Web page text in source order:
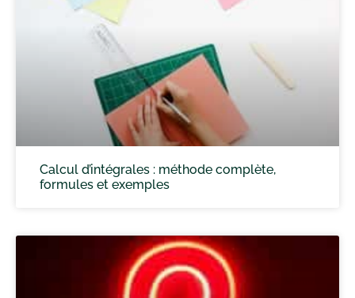
Calcul d’intégrales : méthode complète,
formules et exemples